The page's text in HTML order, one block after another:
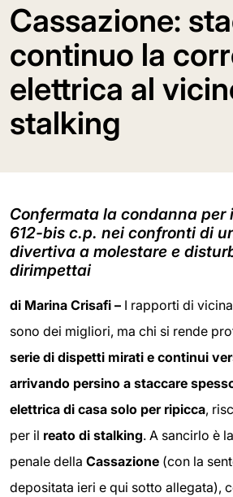
Cassazione:
continuo la
elettrica al
stalking
Confermata la condanna per
612-bis c.p. nei confronti di
divertiva a molestare e
dirimpettai
di Marina Crisafi – I rapporti di
sono dei migliori, ma chi si rende
serie di dispetti mirati e continui
arrivando persino a staccare
elettrica di casa solo per ripicca,
per il reato di stalking. A sancirlo è
penale della Cassazione (con la
depositata ieri e qui sotto allegata),